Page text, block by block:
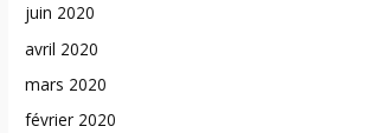
juin 2020
avril 2020
mars 2020
février 2020